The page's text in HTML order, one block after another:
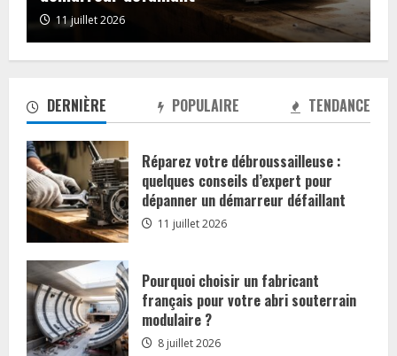
17 mars 2025
DERNIÈRE POPULAIRE TENDANCE
Réparez votre débroussailleuse :
quelques conseils d’expert pour
dépanner un démarreur défaillant
11 juillet 2026
Pourquoi choisir un fabricant
français pour votre abri souterrain
modulaire ?
8 juillet 2026